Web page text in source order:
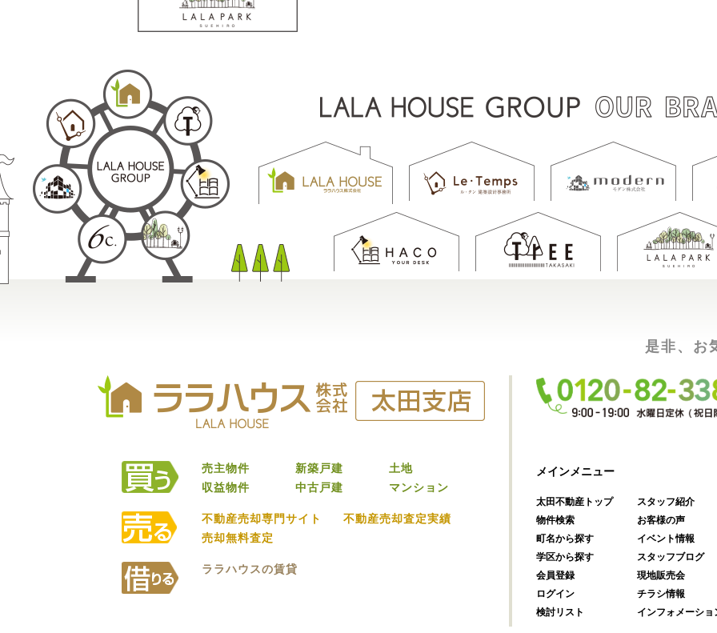
売主物件 新築戸建
土地
収益物件
中古戸建 マンション
不動産売却専門サイト
不動産売却査定実績
売却無料査定
ララハウスの賃貸
是非、お
メインメニュー
太田不動産トップ
物件検索
町名から探す
学区から探す
会員登録
ログイン
検討リスト
スタッフ紹介
お客様の声
イベント情報
スタッフブログ
現地販売会
チラシ情報
インフォメーショ